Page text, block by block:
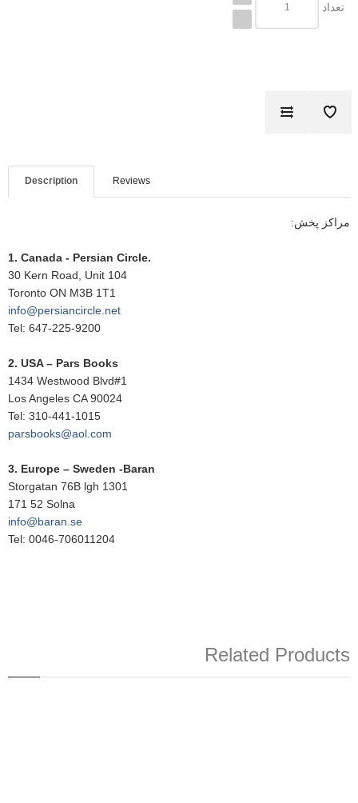
تعداد
Description Reviews
مراکز پخش:
1. Canada - Persian Circle.
30 Kern Road, Unit 104
Toronto ON M3B 1T1
info@persiancircle.net
Tel: 647-225-9200
2. USA – Pars Books
1434 Westwood Blvd#1
Los Angeles CA 90024
Tel: 310-441-1015
parsbooks@aol.com
3. Europe – Sweden -Baran
Storgatan 76B lgh 1301
171 52 Solna
info@baran.se
Tel: 0046-706011204
Related Products